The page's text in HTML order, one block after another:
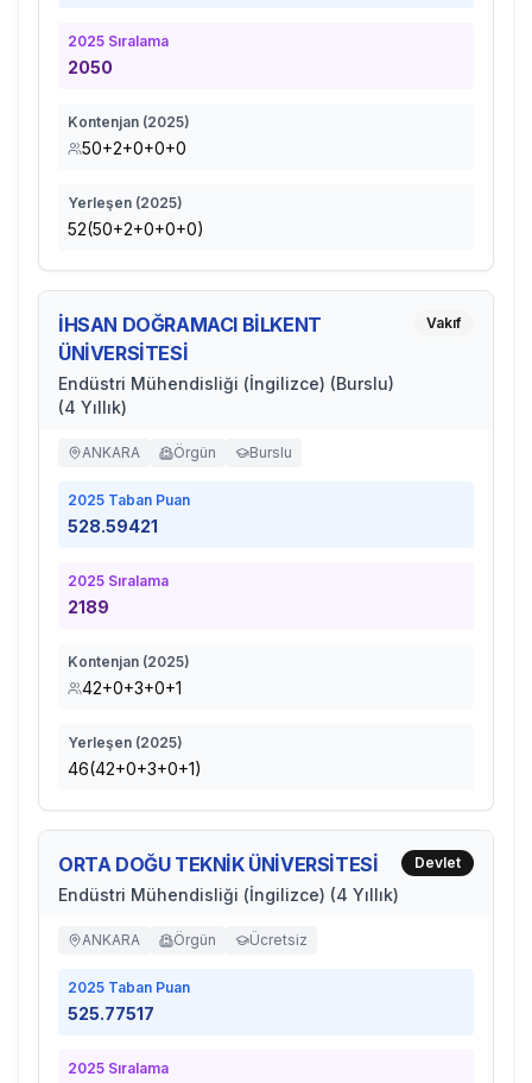
2025 Sıralama
2050
Kontenjan (2025)
50+2+0+0+0
Yerleşen (2025)
52(50+2+0+0+0)
İHSAN DOĞRAMACI BİLKENT
ÜNİVERSİTESİ
Endüstri Mühendisliği (İngilizce) (Burslu)
(4 Yıllık)
Vakıf
ANKARA Örgün Burslu
2025 Taban Puan
528.59421
2025 Sıralama
2189
Kontenjan (2025)
42+0+3+0+1
Yerleşen (2025)
46(42+0+3+0+1)
ORTA DOĞU TEKNİK ÜNİVERSİTESİ
Endüstri Mühendisliği (İngilizce) (4 Yıllık)
Devlet
ANKARA Örgün Ücretsiz
2025 Taban Puan
525.77517
2025 Sıralama